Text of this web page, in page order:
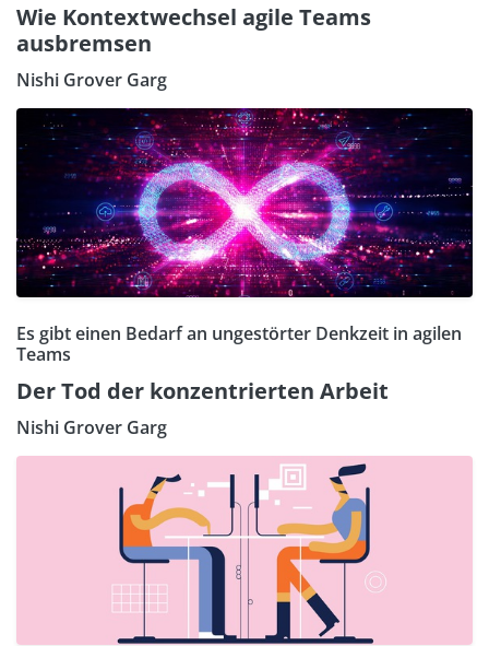
Wie Kontextwechsel agile Teams
ausbremsen
Nishi Grover Garg
Es gibt einen Bedarf an ungestörter Denkzeit in agilen
Teams
Der Tod der konzentrierten Arbeit
Nishi Grover Garg